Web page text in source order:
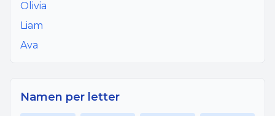
Olivia
Liam
Ava
Namen per letter